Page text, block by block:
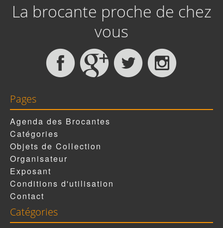
La brocante proche de chez
vous
Pages
Agenda des Brocantes
Catégories
Objets de Collection
Organisateur
Exposant
Conditions d'utilisation
Contact
Catégories